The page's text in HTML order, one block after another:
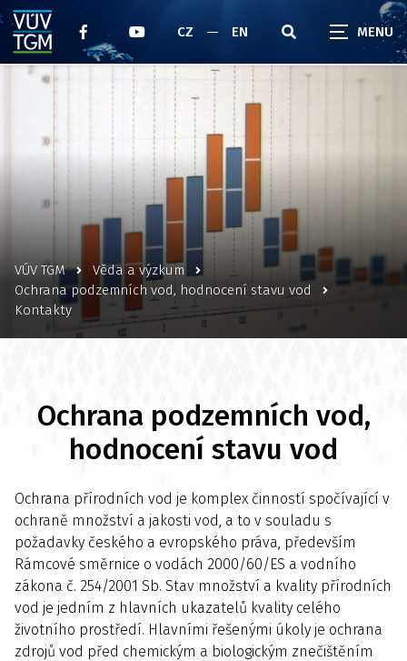
CZ EN
VÚV TGM
Věda a výzkum
Ochrana podzemních vod, hodnocení stavu vod
Kontakty
Ochrana podzemních vod,
hodnocení stavu vod
Ochrana přírodních vod je komplex činností spočívající v
ochraně množství a jakosti vod, a to v souladu s
požadavky českého a evropského práva, především
Rámcové směrnice o vodách 2000/60/ES a vodního
zákona č. 254/2001 Sb. Stav množství a kvality přírodních
vod je jedním z hlavních ukazatelů kvality celého
životního prostředí. Hlavními řešenými úkoly je ochrana
zdrojů vod před chemickým a biologickým znečištěním